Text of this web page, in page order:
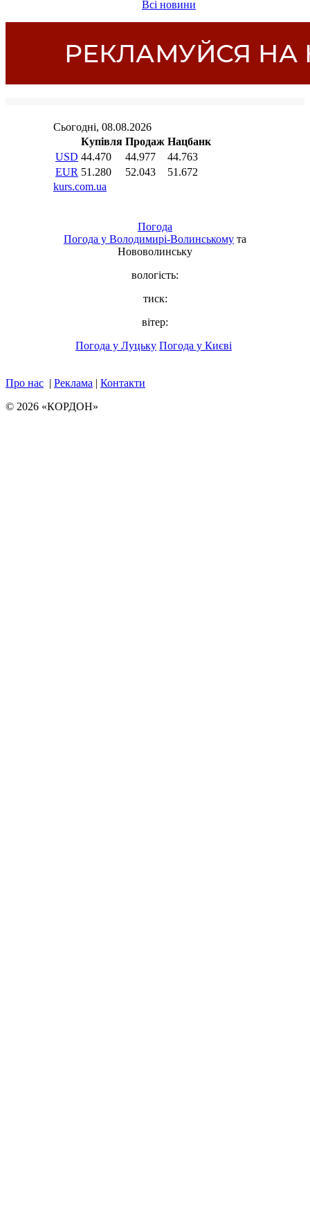
Всі новини
Погода
Погода у Володимирі-Волинському та
Нововолинську
вологість:
тиск:
вітер:
Погода у Луцьку Погода у Києві
Про нас | Реклама | Контакти
© 2026 «КОРДОН»